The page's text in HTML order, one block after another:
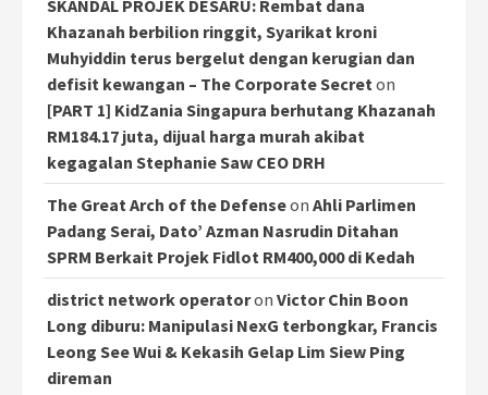
SKANDAL PROJEK DESARU: Rembat dana
Khazanah berbilion ringgit, Syarikat kroni
Muhyiddin terus bergelut dengan kerugian dan
defisit kewangan – The Corporate Secreton
[PART 1] KidZania Singapura berhutang Khazanah
RM184.17 juta, dijual harga murah akibat
kegagalan Stephanie Saw CEO DRH
The Great Arch of the Defenseon Ahli Parlimen
Padang Serai, Dato’ Azman Nasrudin Ditahan
SPRM Berkait Projek Fidlot RM400,000 di Kedah
district network operatoron Victor Chin Boon
Long diburu: Manipulasi NexG terbongkar, Francis
Leong See Wui & Kekasih Gelap Lim Siew Ping
direman